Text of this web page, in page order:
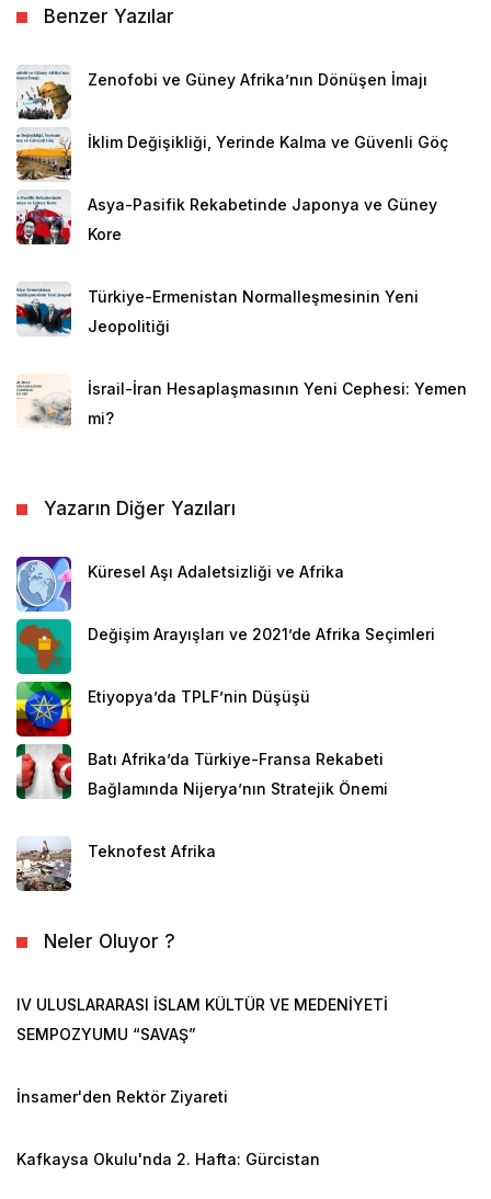
Benzer Yazılar
Zenofobi ve Güney Afrika’nın Dönüşen İmajı
İklim Değişikliği, Yerinde Kalma ve Güvenli Göç
Asya-Pasifik Rekabetinde Japonya ve Güney
Kore
Türkiye-Ermenistan Normalleşmesinin Yeni
Jeopolitiği
İsrail-İran Hesaplaşmasının Yeni Cephesi: Yemen
mi?
Yazarın Diğer Yazıları
Küresel Aşı Adaletsizliği ve Afrika
Değişim Arayışları ve 2021’de Afrika Seçimleri
Etiyopya’da TPLF’nin Düşüşü
Batı Afrika’da Türkiye-Fransa Rekabeti
Bağlamında Nijerya’nın Stratejik Önemi
Teknofest Afrika
Neler Oluyor ?
IV ULUSLARARASI İSLAM KÜLTÜR VE MEDENİYETİ
SEMPOZYUMU “SAVAŞ”
İnsamer'den Rektör Ziyareti
Kafkaysa Okulu'nda 2. Hafta: Gürcistan